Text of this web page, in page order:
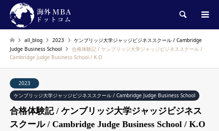
検索
all_blog 2023
ケンブリッジ大学ジャッジビジネススクール / Cambridge
Judge Business School
合格体験記 / ケンブリッジ大学ジャッジビジネススクール /
Cambridge Judge Business School / K.O
2023
ケンブリッジ大学ジャッジビジネススクール / Cambridge Judge Business School
合格体験記 / ケンブリッジ大学ジャッジビジネス
スクール / Cambridge Judge Business School / K.O